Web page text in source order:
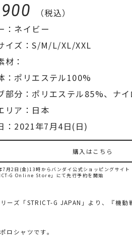
（税込）
：ネイビー
イズ：S/M/L/XL/XXL
材：
：ポリエステル100%
部分：ポリエステル85%、ナ
リア：日本
：2021年7月4日(日)
購入はこちら
月2日(金)13時からバンダイ公式ショッピングサイト
G Online Store」にて先行予約を開始
ズ「STRICT-G JAPAN」より、『機動
ロシャツです。